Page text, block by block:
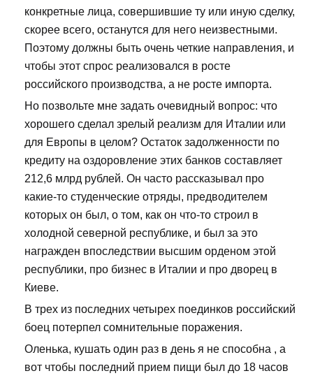
конкретные лица, совершившие ту или иную сделку,
скорее всего, останутся для него неизвестными.
Поэтому должны быть очень четкие направления, и
чтобы этот спрос реализовался в росте
российского производства, а не росте импорта.
Но позвольте мне задать очевидный вопрос: что
хорошего сделал зрелый реализм для Италии или
для Европы в целом? Остаток задолженности по
кредиту на оздоровление этих банков составляет
212,6 млрд рублей. Он часто рассказывал про
какие-то студенческие отряды, предводителем
которых он был, о том, как он что-то строил в
холодной северной республике, и был за это
награжден впоследствии высшим орденом этой
республики, про бизнес в Италии и про дворец в
Киеве.
В трех из последних четырех поединков российский
боец потерпел сомнительные поражения.
Оленька, кушать один раз в день я не способна , а
вот чтобы последний прием пищи был до 18 часов